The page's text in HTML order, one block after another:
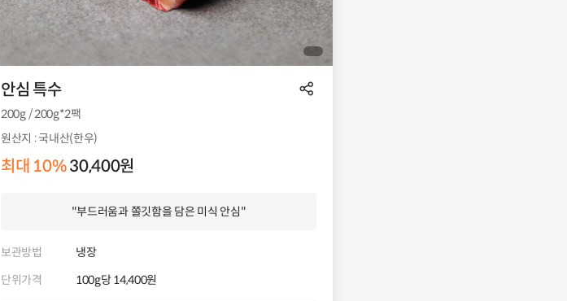
안심 특수
200g / 200g*2팩
원산지 : 국내산(한우)
최대 10%30,400원
"부드러움과 쫄깃함을 담은 미식 안심"
보관방법
냉장
단위가격
100g당 14,400원